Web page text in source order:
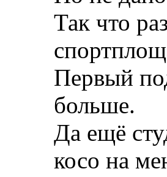
Так что
Первый
больше.
Да ещё
косо на